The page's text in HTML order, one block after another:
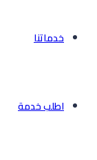
خدماتنا
اطلب خدمة